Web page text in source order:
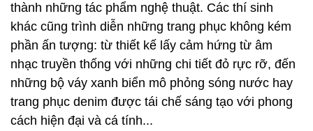
thành những tác phẩm nghệ thuật. Các thí sinh
khác cũng trình diễn những trang phục không kém
phần ấn tượng: từ thiết kế lấy cảm hứng từ âm
nhạc truyền thống với những chi tiết đỏ rực rỡ, đến
những bộ váy xanh biển mô phỏng sóng nước hay
trang phục denim được tái chế sáng tạo với phong
cách hiện đại và cá tính...